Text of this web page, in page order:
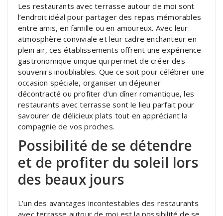
Les restaurants avec terrasse autour de moi sont
l’endroit idéal pour partager des repas mémorables
entre amis, en famille ou en amoureux. Avec leur
atmosphère conviviale et leur cadre enchanteur en
plein air, ces établissements offrent une expérience
gastronomique unique qui permet de créer des
souvenirs inoubliables. Que ce soit pour célébrer une
occasion spéciale, organiser un déjeuner
décontracté ou profiter d’un dîner romantique, les
restaurants avec terrasse sont le lieu parfait pour
savourer de délicieux plats tout en appréciant la
compagnie de vos proches.
Possibilité de se détendre
et de profiter du soleil lors
des beaux jours
L’un des avantages incontestables des restaurants
avec terrasse autour de moi est la possibilité de se